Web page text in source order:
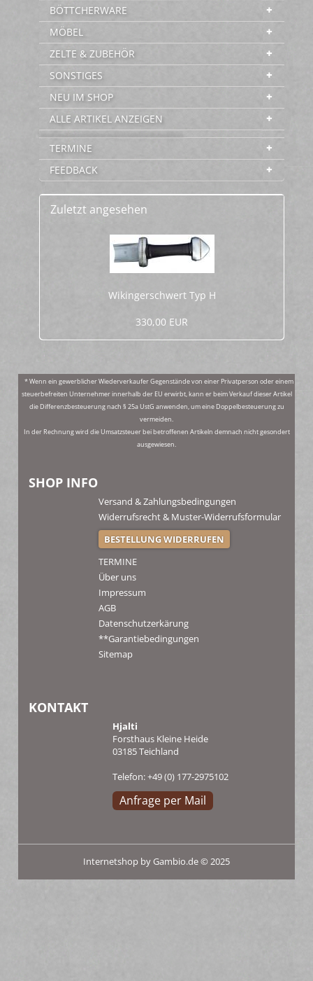
BÖTTCHERWARE
MÖBEL
ZELTE & ZUBEHÖR
SONSTIGES
NEU IM SHOP
ALLE ARTIKEL ANZEIGEN
-----------------------------------------
TERMINE
FEEDBACK
Zuletzt angesehen
Wi­kin­ger­schwert Typ H
330,00 EUR
* Wenn ein gewerblicher Wiederverkaufer Gegenstände von einer Privatperson oder einem
steuerbefreiten Unternehmer innerhalb der EU erwirbt, kann er beim Verkauf dieser Artikel
die Differenzbesteuerung nach § 25a UstG anwenden, um eine Doppelbesteuerung zu
vermeiden.
In der Rechnung wird die Umsatzsteuer bei betroffenen Artikeln demnach nicht gesondert
ausgewiesen.
SHOP INFO
Versand & Zahlungsbedingungen
Widerrufsrecht & Muster-Widerrufsformular
BESTELLUNG WIDERRUFEN
TERMINE
Über uns
Impressum
AGB
Datenschutzerkärung
**Garantiebedingungen
Sitemap
KONTAKT
Hjalti
Forsthaus Kleine Heide
03185 Teichland
Telefon: +49 (0) 177-2975102
Anfrage per Mail
Internetshop by Gambio.de © 2025